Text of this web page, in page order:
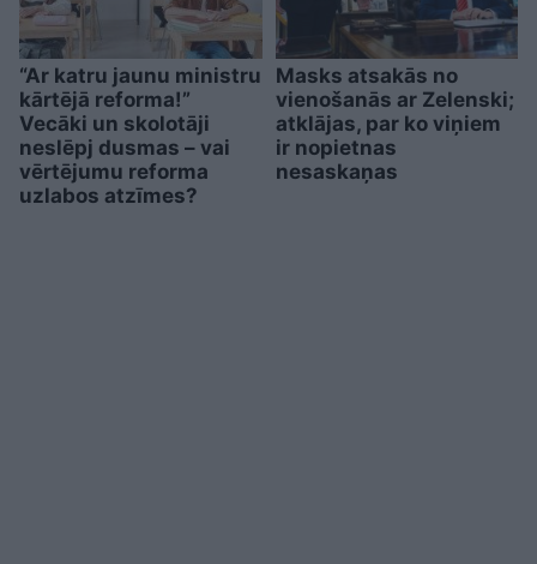
“Ar katru jaunu ministru
kārtējā reforma!”
Vecāki un skolotāji
neslēpj dusmas – vai
vērtējumu reforma
uzlabos atzīmes?
Masks atsakās no
vienošanās ar Zelenski;
atklājas, par ko viņiem
ir nopietnas
nesaskaņas